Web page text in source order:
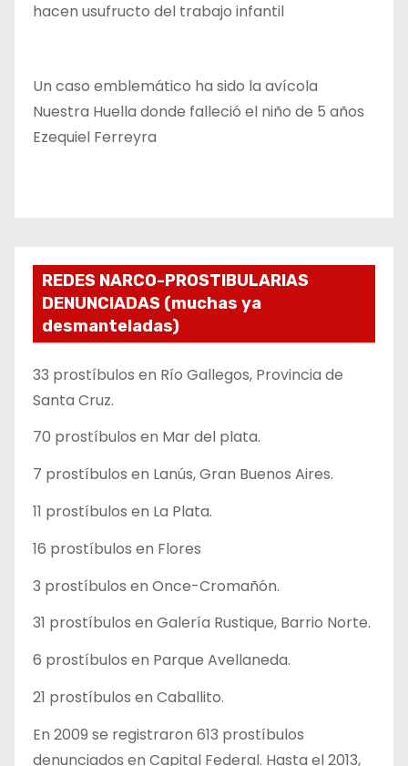
hacen usufructo del trabajo infantil
Un caso emblemático ha sido la avícola
Nuestra Huella donde falleció el niño de 5 años
Ezequiel Ferreyra
REDES NARCO-PROSTIBULARIAS
DENUNCIADAS (muchas ya
desmanteladas)
33 prostíbulos en Río Gallegos, Provincia de
Santa Cruz.
70 prostíbulos en Mar del plata.
7 prostíbulos en Lanús, Gran Buenos Aires.
11 prostíbulos en La Plata.
16 prostíbulos en Flores
3 prostíbulos en Once-Cromañón.
31 prostíbulos en Galería Rustique, Barrio Norte.
6 prostíbulos en Parque Avellaneda.
21 prostíbulos en Caballito.
En 2009 se registraron 613 prostíbulos
denunciados en Capital Federal. Hasta el 2013,